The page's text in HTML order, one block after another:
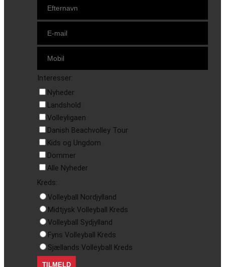
Interesser:
Nyheder
Landshold
Volleyligaen
Danish Beachvolley Tour
Kids og Ungdom
Dommer
Alle Nyheder
Kreds:
Volleyball Nordjylland
Midtjysk Volleyball Kreds
Volleyball Sydjylland
Fyns Volleyball Kreds
Sjællands Volleyball Kreds